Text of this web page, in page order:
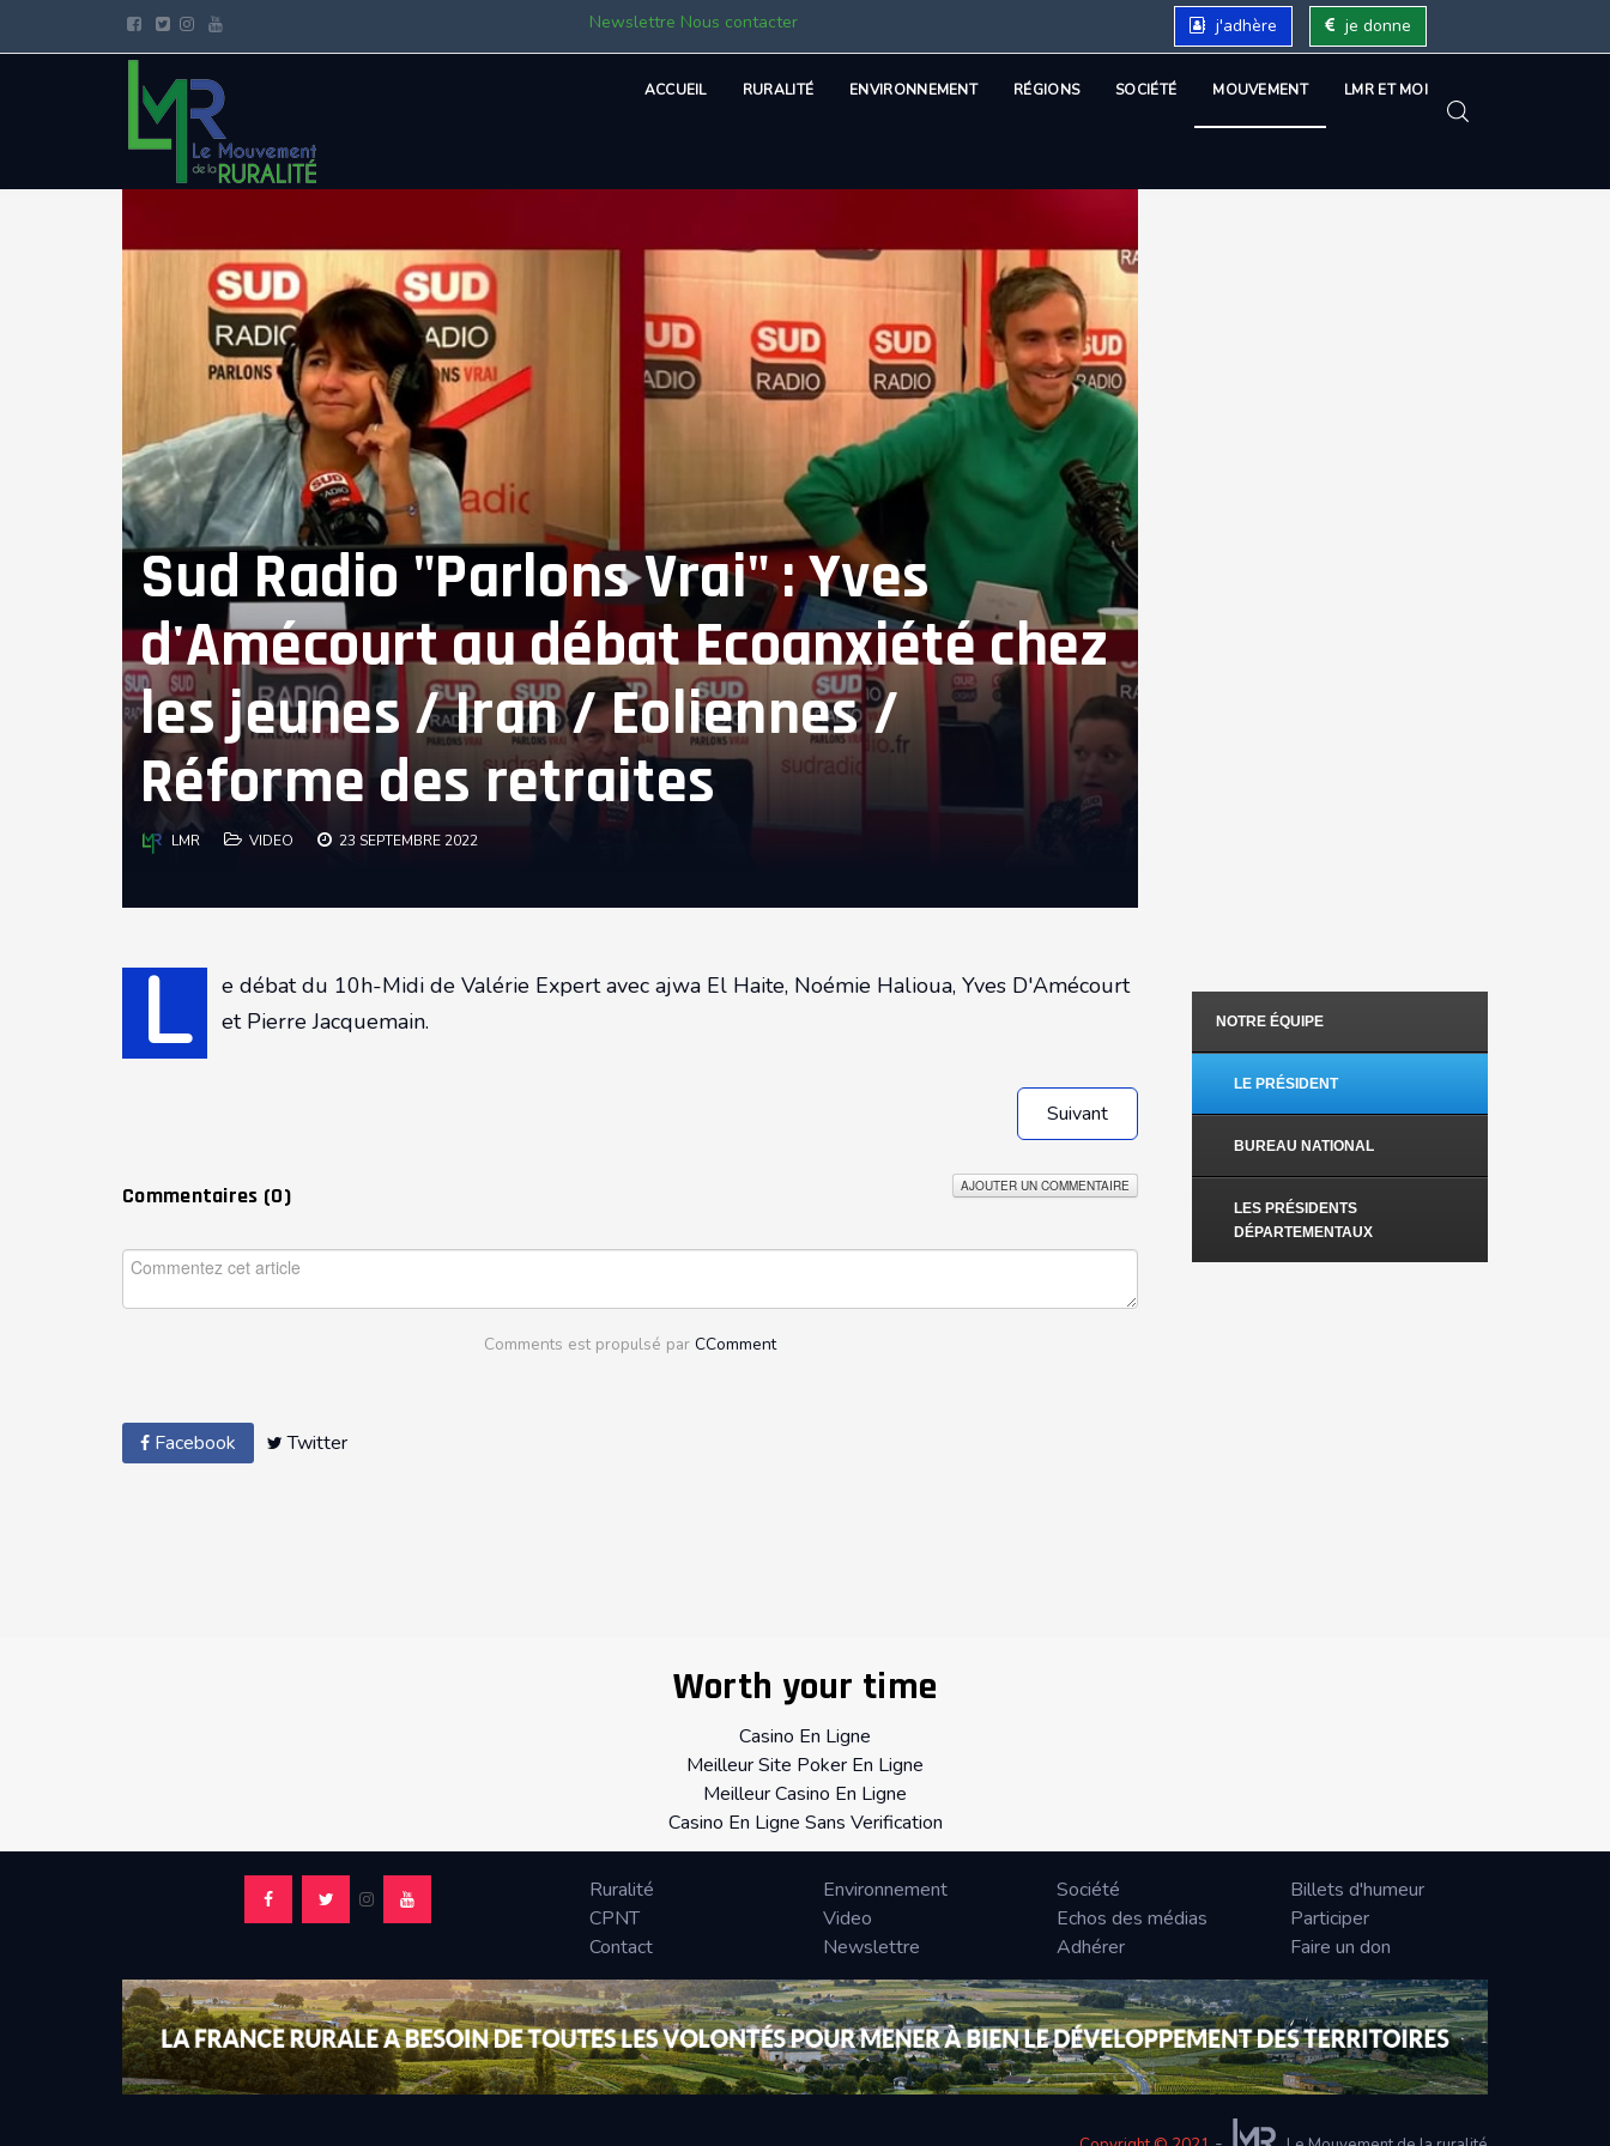
Newslettre Nous contacter j'adhère je donne
ACCUEIL RURALITÉ ENVIRONNEMENT RÉGIONS SOCIÉTÉ MOUVEMENT LMR ET MOI
Sud Radio "Parlons Vrai" : Yves
d'Amécourt au débat Ecoanxiété chez
les jeunes / Iran / Eoliennes /
Réforme des retraites
LMR VIDEO 23 SEPTEMBRE 2022
L
e débat du 10h-Midi de Valérie Expert avec ajwa El Haite, Noémie Halioua, Yves D'Amécourt
et Pierre Jacquemain.
Suivant
Commentaires (0) AJOUTER UN COMMENTAIRE
Comments est propulsé par CComment
Facebook Twitter
NOTRE ÉQUIPE
LE PRÉSIDENT
BUREAU NATIONAL
LES PRÉSIDENTS
DÉPARTEMENTAUX
Worth your time
Casino En Ligne
Meilleur Site Poker En Ligne
Meilleur Casino En Ligne
Casino En Ligne Sans Verification
Ruralité
CPNT
Contact
Environnement
Video
Newslettre
Société
Echos des médias
Adhérer
Billets d'humeur
Participer
Faire un don